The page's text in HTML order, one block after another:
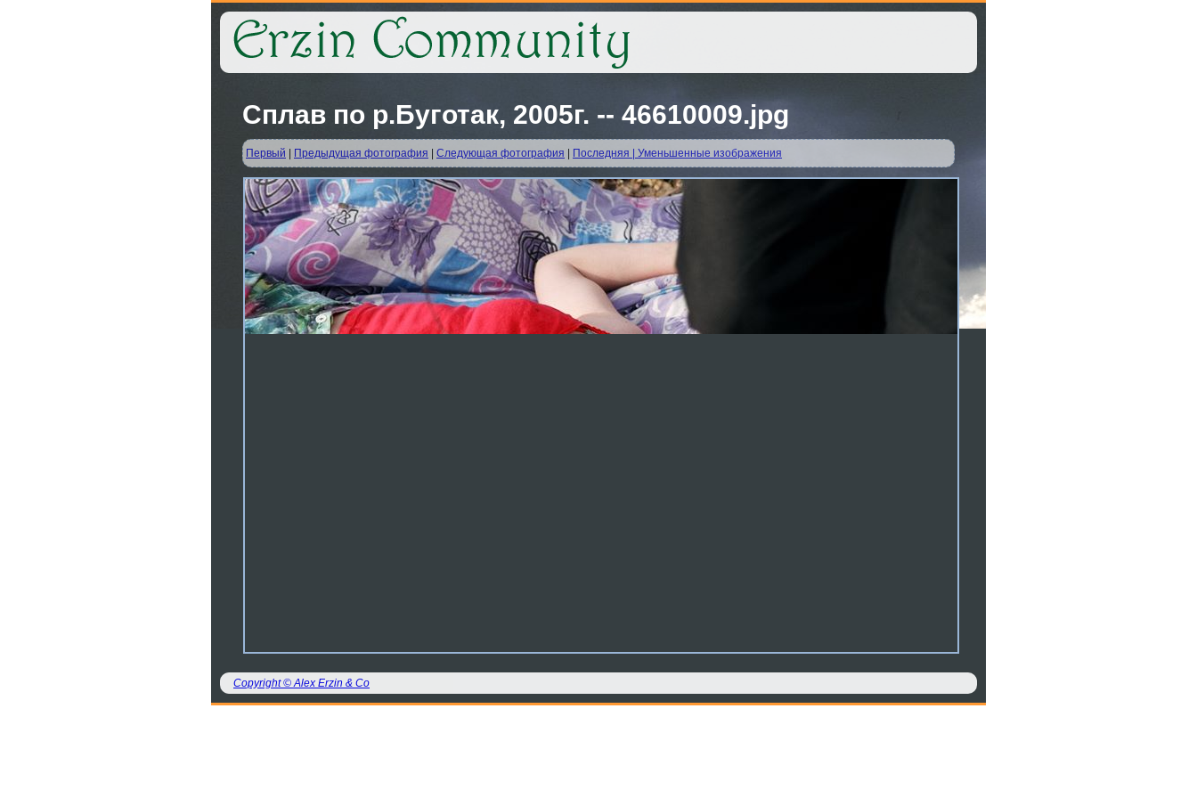
Сплав по р.Буготак, 2005г. -- 46610009.jpg
Первый Предыдущая фотография Следующая фотография Последняя | Уменьшенные изображения
Copyright © Alex Erzin & Co